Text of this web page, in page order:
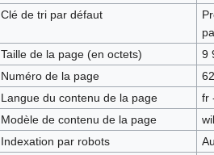
Clé de tri par défaut
Taille de la page (en octets)
9
Numéro de la page
Langue du contenu de la page
fr
Modèle de contenu de la page
Indexation par robots